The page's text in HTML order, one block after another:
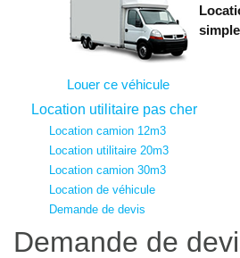
Louer ce véhicule
Location utilitaire pas cher
Location camion 12m3
Location utilitaire 20m3
Location camion 30m3
Location de véhicule
Demande de devis
Demande de